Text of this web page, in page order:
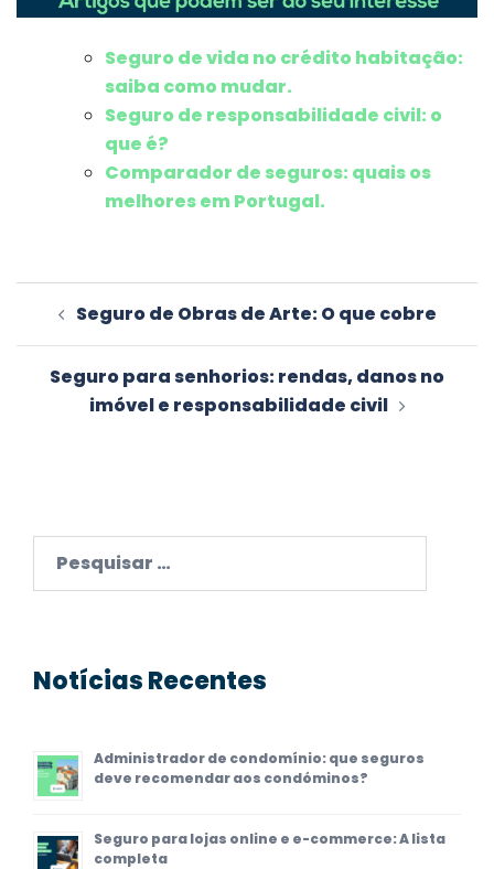
Seguro de vida no crédito habitação:
saiba como mudar.
Seguro de responsabilidade civil: o
que é?
Comparador de seguros: quais os
melhores em Portugal.
Navegação
artigos
Seguro de Obras de Arte: O que cobre
Seguro para senhorios: rendas, danos no
imóvel e responsabilidade civil
por:
Notícias Recentes
Administrador de condomínio: que seguros
deve recomendar aos condóminos?
Seguro para lojas online e e-commerce: A lista
completa